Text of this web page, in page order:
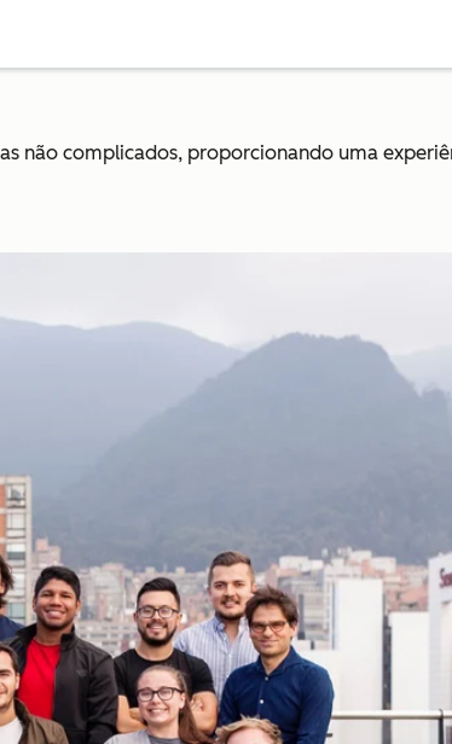
não complicados, proporcionando uma